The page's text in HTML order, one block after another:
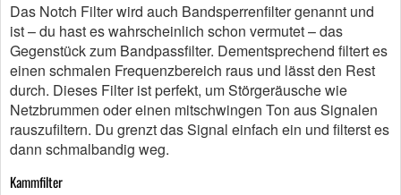
Das Notch Filter wird auch Bandsperrenfilter genannt und
ist – du hast es wahrscheinlich schon vermutet – das
Gegenstück zum Bandpassfilter. Dementsprechend filtert es
einen schmalen Frequenzbereich raus und lässt den Rest
durch. Dieses Filter ist perfekt, um Störgeräusche wie
Netzbrummen oder einen mitschwingen Ton aus Signalen
rauszufiltern. Du grenzt das Signal einfach ein und filterst es
dann schmalbandig weg.
Kammfilter